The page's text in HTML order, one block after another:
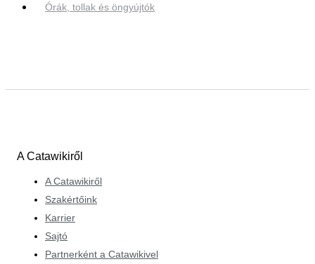
Órák, tollak és öngyújtók
A Catawikiről
A Catawikiről
Szakértőink
Karrier
Sajtó
Partnerként a Catawikivel